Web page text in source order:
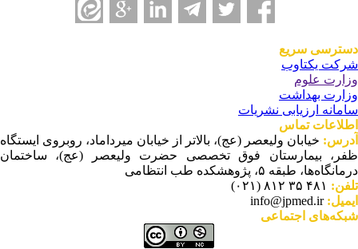
سریع
یکتاوب
علوم
بهداشت
ارزیابی نشریات
تماس
خیابان ولیعصر (عج)، بالاتر از خیابان میرداماد، روبروی ایستگاه
بیمارستان فوق تخصصی حضرت ولیعصر (عج)، ساختمان
طبقه ۵، پژوهشکده طب انتظامی
۴۸۱ ۳۵ ۸۱۲ (۰۲۱)
info@jpmed.ir
اجتماعی